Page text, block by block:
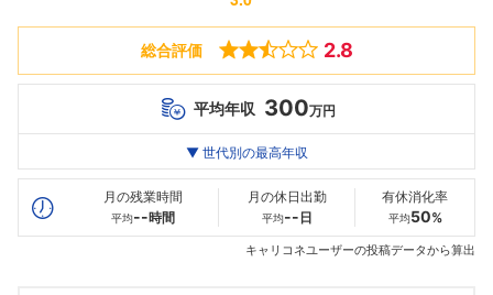
総合評価 2.8
平均年収 300万円
最高年収
20代
300万
30代
--万
--万
▼ 世代別の最高年収
月の残業時間
平均--時間
月の休日出勤
平均-- 日
有休消化率
平均50%
キャリコネユーザーの投稿データから算出